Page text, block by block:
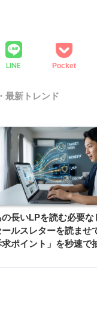
LINE Pocket
最新トレンド
の長いLPを読む必要な
ールスレターを読ませ
求ポイント」を秒速で